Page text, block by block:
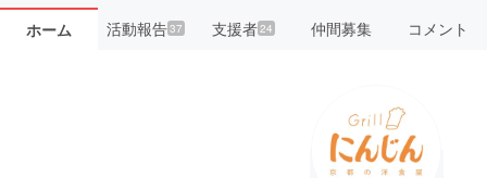
ホーム 活動報告37 支援者24 仲間募集 コメント